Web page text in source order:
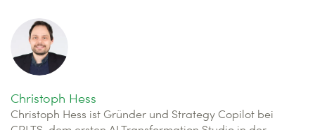
Christoph Hess
Christoph Hess ist Gründer und Strategy Copilot bei